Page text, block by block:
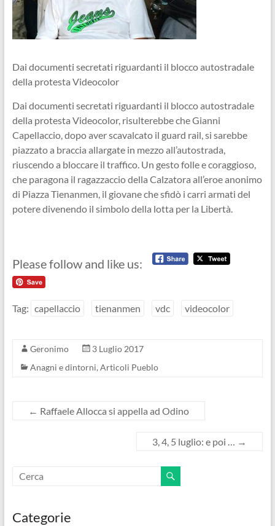
Dai documenti secretati riguardanti il blocco autostradale
della protesta Videocolor
Dai documenti secretati riguardanti il blocco autostradale
della protesta Videocolor, risulterebbe che Gianni
Capellaccio, dopo aver scavalcato il guard rail, si sarebbe
piazzato a braccia allargate in mezzo all’autostrada,
riuscendo a bloccare il traffico. Un gesto folle e coraggioso,
che paragona il ragazzaccio della Calzatora all’eroe anonimo
di Piazza Tienanmen, il giovane che sfidò i carri armati del
potere divenendo il simbolo della lotta per la Libertà.
Please follow and like us:
Tag: capellaccio tienanmen vdc videocolor
Geronimo
3 Luglio 2017
Anagni e dintorni, Articoli Pueblo
← Raffaele Allocca si appella ad Odino
3, 4, 5 luglio: e poi … →
Categorie